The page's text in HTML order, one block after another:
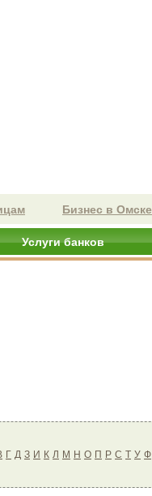
Бизнес в Омске
Услуги банков
Г Д З И К Л М Н О П Р С Т У Ф